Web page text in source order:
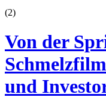
(2)
Von der
und